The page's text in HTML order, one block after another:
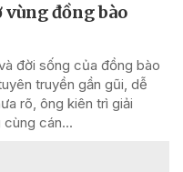
đồng bào
đời sống của đồng bào
truyền gần gũi, dễ
rõ, ông kiên trì giải
cùng cán...